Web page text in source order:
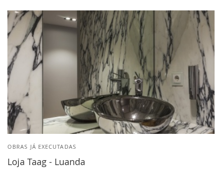
OBRAS JÁ EXECUTADAS
Loja Taag - Luanda